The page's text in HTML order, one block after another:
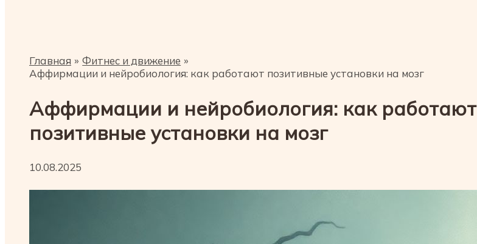
Главная
Фитнес и движение
Аффирмации и нейробиология: как работают позитивные установки на мозг
Аффирмации и нейробиология: как работают
позитивные установки на мозг
10.08.2025